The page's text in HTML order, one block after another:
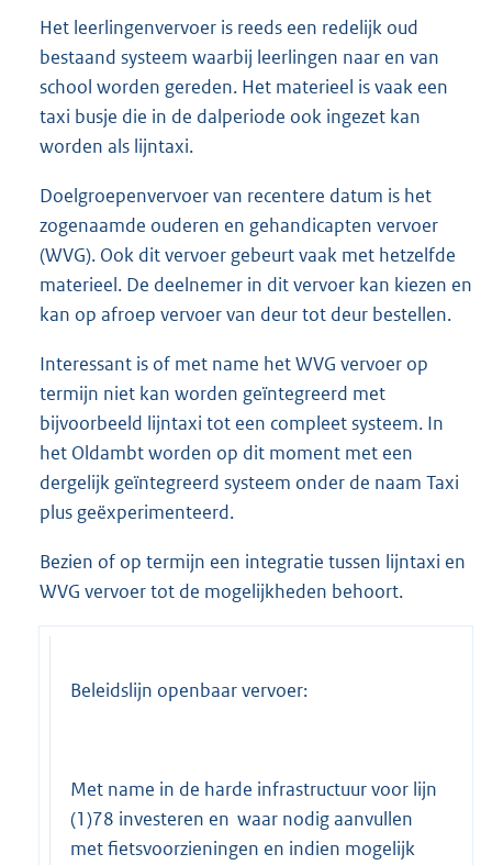
Het leerlingenvervoer is reeds een redelijk oud
bestaand systeem waarbij leerlingen naar en van
school worden gereden. Het materieel is vaak een
taxi busje die in de dalperiode ook ingezet kan
worden als lijntaxi.
Doelgroepenvervoer van recentere datum is het
zogenaamde ouderen en gehandicapten vervoer
(WVG). Ook dit vervoer gebeurt vaak met hetzelfde
materieel. De deelnemer in dit vervoer kan kiezen en
kan op afroep vervoer van deur tot deur bestellen.
Interessant is of met name het WVG vervoer op
termijn niet kan worden geïntegreerd met
bijvoorbeeld lijntaxi tot een compleet systeem. In
het Oldambt worden op dit moment met een
dergelijk geïntegreerd systeem onder de naam Taxi
plus geëxperimenteerd.
Bezien of op termijn een integratie tussen lijntaxi en
WVG vervoer tot de mogelijkheden behoort.
Beleidslijn openbaar vervoer:
Met name in de harde infrastructuur voor lijn
(1)78 investeren en waar nodig aanvullen
met fietsvoorzieningen en indien mogelijk